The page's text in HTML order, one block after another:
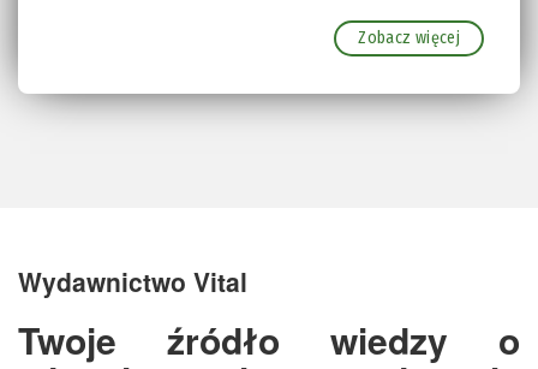
Zobacz więcej
Wydawnictwo Vital
Twoje źródło wiedzy o